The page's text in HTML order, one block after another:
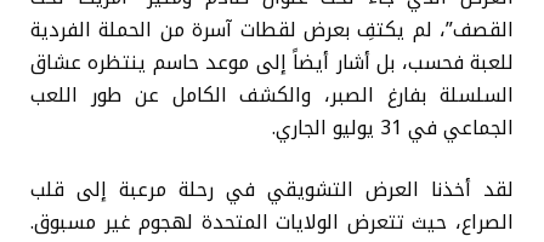
القصف”، لم يكتفِ بعرض لقطات آسرة من الحملة الفردية
للعبة فحسب، بل أشار أيضاً إلى موعد حاسم ينتظره عشاق
السلسلة بفارغ الصبر، والكشف الكامل عن طور اللعب
الجماعي في 31 يوليو الجاري.
لقد أخذنا العرض التشويقي في رحلة مرعبة إلى قلب
الصراع، حيث تتعرض الولايات المتحدة لهجوم غير مسبوق.